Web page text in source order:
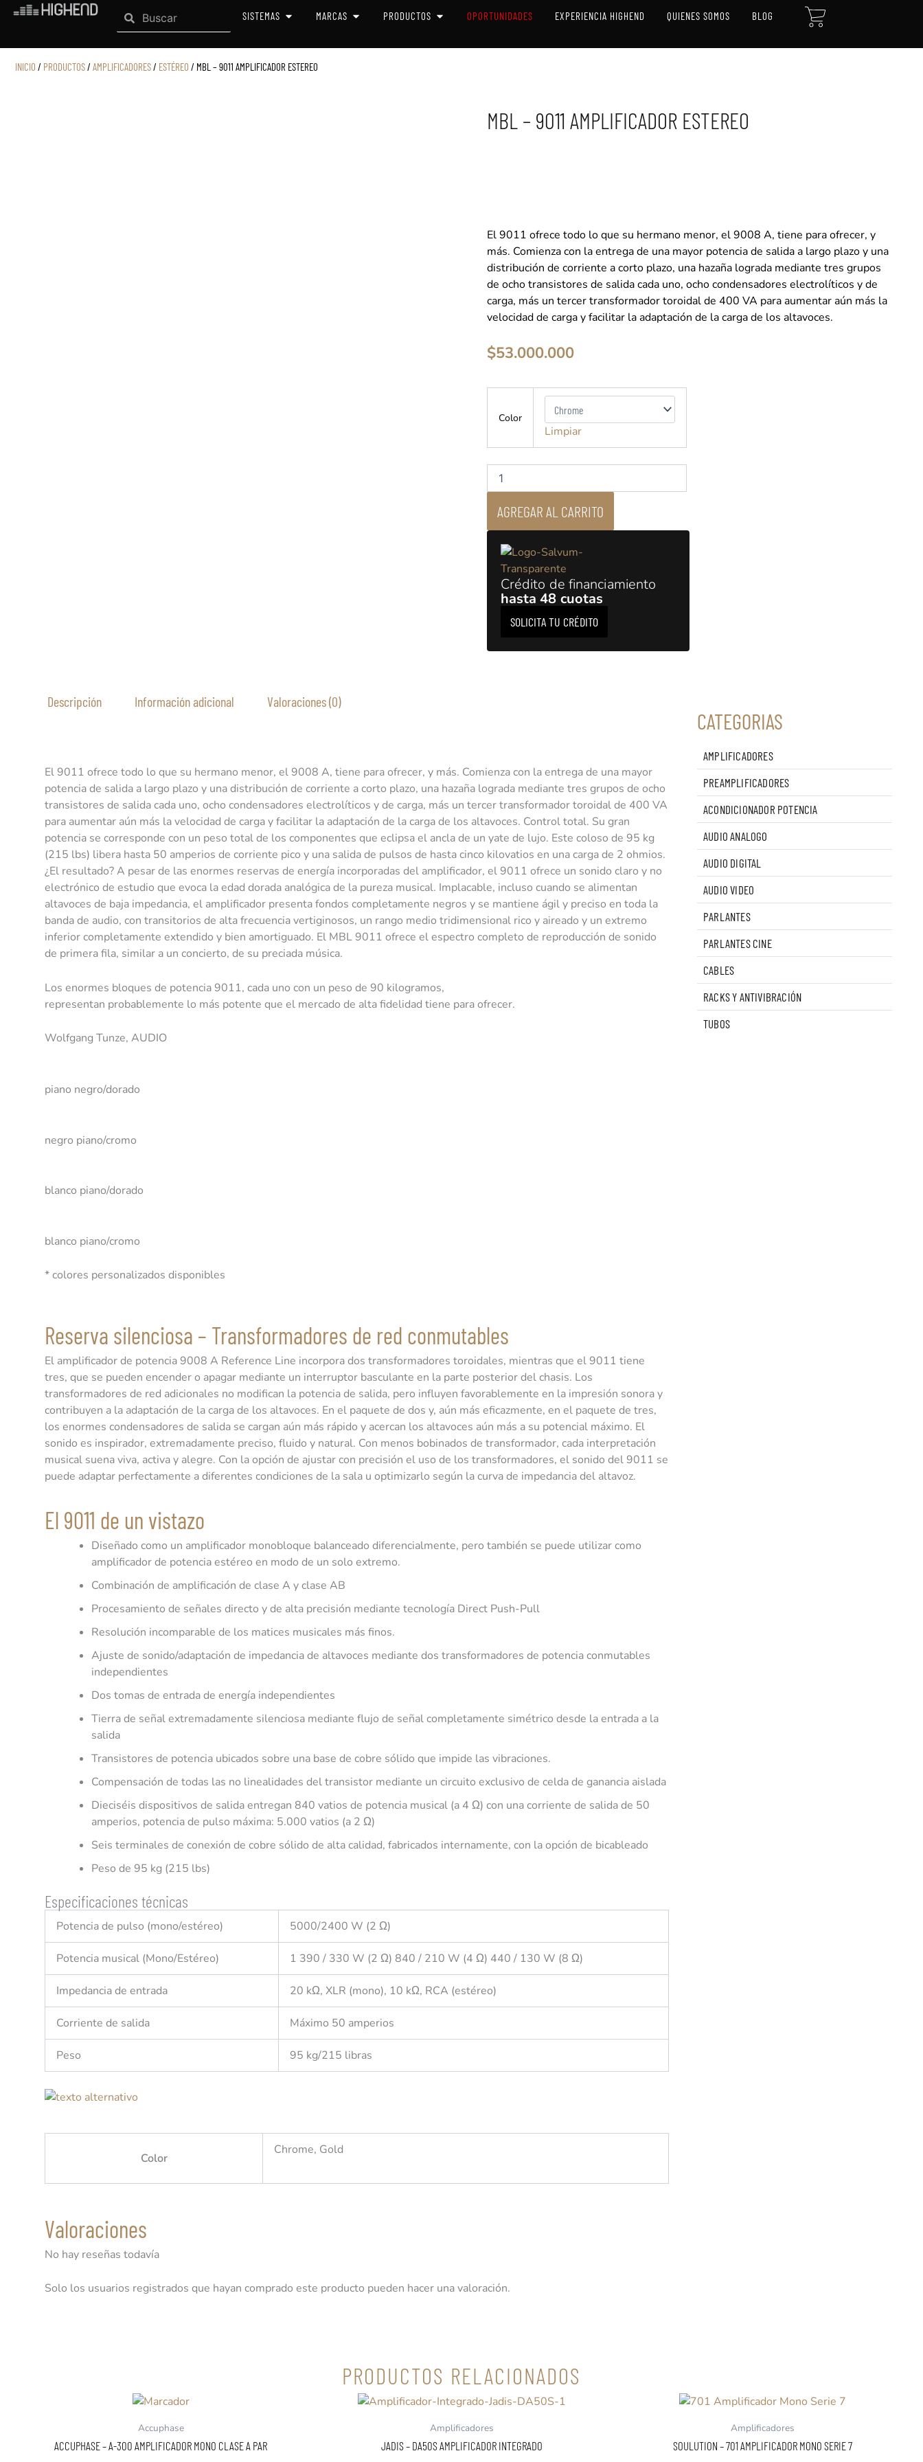
SISTEMAS OPEN SISTEMAS
MARCAS OPEN MARCAS
PRODUCTOS OPEN PRODUCTOS
OPORTUNIDADES EXPERIENCIA HIGHEND QUIENES SOMOS BLOG CART
INICIO / PRODUCTOS/ AMPLIFICADORES/ ESTÉREO / MBL – 9011 AMPLIFICADOR ESTEREO
MBL – 9011 AMPLIFICADOR ESTEREO
El 9011 ofrece todo lo que su hermano menor, el 9008 A, tiene para ofrecer, y
más. Comienza con la entrega de una mayor potencia de salida a largo plazo y una
distribución de corriente a corto plazo, una hazaña lograda mediante tres grupos
de ocho transistores de salida cada uno, ocho condensadores electrolíticos y de
carga, más un tercer transformador toroidal de 400 VA para aumentar aún más la
velocidad de carga y facilitar la adaptación de la carga de los altavoces.
$53.000.000
Color
Limpiar
9011
Estereo
cantidad
AGREGAR AL CARRITO
Crédito de financiamiento
hasta 48 cuotas
SOLICITA TU CRÉDITO
Descripción Información adicional Valoraciones (0)
El 9011 ofrece todo lo que su hermano menor, el 9008 A, tiene para ofrecer, y más. Comienza con la entrega de una mayor
potencia de salida a largo plazo y una distribución de corriente a corto plazo, una hazaña lograda mediante tres grupos de ocho
transistores de salida cada uno, ocho condensadores electrolíticos y de carga, más un tercer transformador toroidal de 400 VA
para aumentar aún más la velocidad de carga y facilitar la adaptación de la carga de los altavoces. Control total. Su gran
potencia se corresponde con un peso total de los componentes que eclipsa el ancla de un yate de lujo. Este coloso de 95 kg
(215 lbs) libera hasta 50 amperios de corriente pico y una salida de pulsos de hasta cinco kilovatios en una carga de 2 ohmios.
¿El resultado? A pesar de las enormes reservas de energía incorporadas del amplificador, el 9011 ofrece un sonido claro y no
electrónico de estudio que evoca la edad dorada analógica de la pureza musical. Implacable, incluso cuando se alimentan
altavoces de baja impedancia, el amplificador presenta fondos completamente negros y se mantiene ágil y preciso en toda la
banda de audio, con transitorios de alta frecuencia vertiginosos, un rango medio tridimensional rico y aireado y un extremo
inferior completamente extendido y bien amortiguado. El MBL 9011 ofrece el espectro completo de reproducción de sonido
de primera fila, similar a un concierto, de su preciada música.
Los enormes bloques de potencia 9011, cada uno con un peso de 90 kilogramos,
representan probablemente lo más potente que el mercado de alta fidelidad tiene para ofrecer.
Wolfgang Tunze, AUDIO
piano negro/dorado
negro piano/cromo
blanco piano/dorado
blanco piano/cromo
* colores personalizados disponibles
Reserva silenciosa – Transformadores de red conmutables
El amplificador de potencia 9008 A Reference Line incorpora dos transformadores toroidales, mientras que el 9011 tiene
tres, que se pueden encender o apagar mediante un interruptor basculante en la parte posterior del chasis. Los
transformadores de red adicionales no modifican la potencia de salida, pero influyen favorablemente en la impresión sonora y
contribuyen a la adaptación de la carga de los altavoces. En el paquete de dos y, aún más eficazmente, en el paquete de tres,
los enormes condensadores de salida se cargan aún más rápido y acercan los altavoces aún más a su potencial máximo. El
sonido es inspirador, extremadamente preciso, fluido y natural. Con menos bobinados de transformador, cada interpretación
musical suena viva, activa y alegre. Con la opción de ajustar con precisión el uso de los transformadores, el sonido del 9011 se
puede adaptar perfectamente a diferentes condiciones de la sala u optimizarlo según la curva de impedancia del altavoz.
El 9011 de un vistazo
Diseñado como un amplificador monobloque balanceado diferencialmente, pero también se puede utilizar como
amplificador de potencia estéreo en modo de un solo extremo.
Combinación de amplificación de clase A y clase AB
Procesamiento de señales directo y de alta precisión mediante tecnología Direct Push-Pull
Resolución incomparable de los matices musicales más finos.
Ajuste de sonido/adaptación de impedancia de altavoces mediante dos transformadores de potencia conmutables
independientes
Dos tomas de entrada de energía independientes
Tierra de señal extremadamente silenciosa mediante flujo de señal completamente simétrico desde la entrada a la
salida
Transistores de potencia ubicados sobre una base de cobre sólido que impide las vibraciones.
Compensación de todas las no linealidades del transistor mediante un circuito exclusivo de celda de ganancia aislada
Dieciséis dispositivos de salida entregan 840 vatios de potencia musical (a 4 Ω) con una corriente de salida de 50
amperios, potencia de pulso máxima: 5.000 vatios (a 2 Ω)
Seis terminales de conexión de cobre sólido de alta calidad, fabricados internamente, con la opción de bicableado
Peso de 95 kg (215 lbs)
Especificaciones técnicas
Potencia de pulso (mono/estéreo) 5000/2400 W (2 Ω)
Potencia musical (Mono/Estéreo) 1 390 / 330 W (2 Ω) 840 / 210 W (4 Ω) 440 / 130 W (8 Ω)
Impedancia de entrada 20 kΩ, XLR (mono), 10 kΩ, RCA (estéreo)
Corriente de salida Máximo 50 amperios
Peso 95 kg/215 libras
Color
Chrome, Gold
Valoraciones
No hay reseñas todavía
Solo los usuarios registrados que hayan comprado este producto pueden hacer una valoración.
CATEGORIAS
AMPLIFICADORES
PREAMPLIFICADORES
ACONDICIONADOR POTENCIA
AUDIO ANALOGO
AUDIO DIGITAL
AUDIO VIDEO
PARLANTES
PARLANTES CINE
CABLES
RACKS Y ANTIVIBRACIÓN
TUBOS
PRODUCTOS RELACIONADOS
Accuphase
ACCUPHASE – A-300 AMPLIFICADOR MONO CLASE A PAR
Amplificadores
JADIS – DA50S AMPLIFICADOR INTEGRADO
Amplificadores
SOULUTION – 701 AMPLIFICADOR MONO SERIE 7